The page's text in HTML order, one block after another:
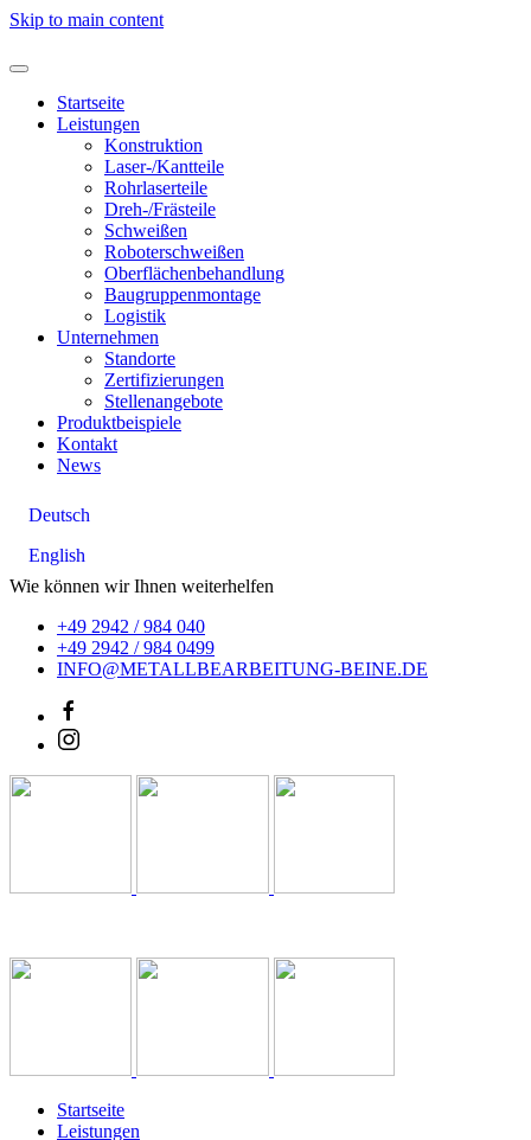
Skip to main content
Startseite
Leistungen
Konstruktion
Laser-/Kantteile
Rohrlaserteile
Dreh-/Frästeile
Schweißen
Roboterschweißen
Oberflächenbehandlung
Baugruppenmontage
Logistik
Unternehmen
Standorte
Zertifizierungen
Stellenangebote
Produktbeispiele
Kontakt
News
Deutsch
English
Wie können wir Ihnen weiterhelfen
+49 2942 / 984 040
+49 2942 / 984 0499
INFO@METALLBEARBEITUNG-BEINE.DE
Startseite
Leistungen